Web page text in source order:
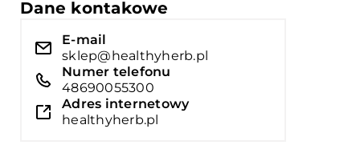
Dane kontakowe
E-mail
sklep@healthyherb.pl
Numer telefonu
48690055300
Adres internetowy
healthyherb.pl